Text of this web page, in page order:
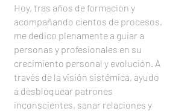
Hoy, tras años de formación y
acompañando cientos de procesos,
me dedico plenamente a guiar a
personas y profesionales en su
crecimiento personal y evolución. A
través de la visión sistémica, ayudo
a desbloquear patrones
inconscientes, sanar relaciones y